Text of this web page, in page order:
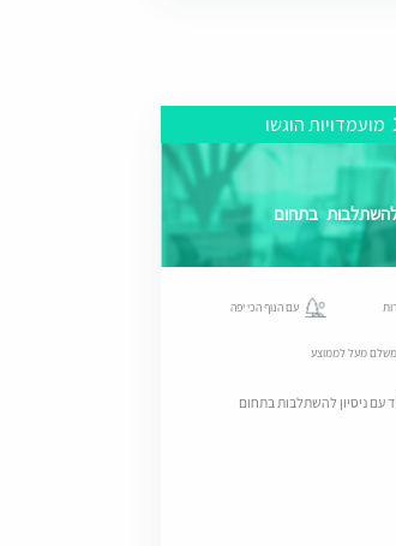
מועמדויות הוגשו
בתחום
עם הנוף הכי יפה
משלם מעל לממוצע
עם ניסיון להשתלבות בתחום